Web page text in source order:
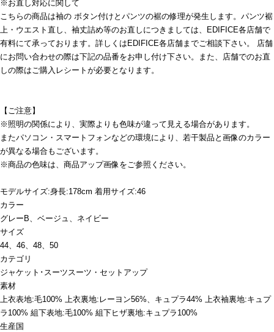
※お直し対応に関して
こちらの商品は袖の ボタン付けとパンツの裾の修理が発生します。パンツ裾
上・ウエスト直し、袖丈詰め等のお直しにつきましては、EDIFICE各店舗で
有料にて承っております。詳しくはEDIFICE各店舗までご相談下さい。 店舗
にお問い合わせの際は下記の品番をお申し付け下さい。また、店舗でのお直
しの際はご購入レシートが必要となります。
【ご注意】
※照明の関係により、実際よりも色味が違って見える場合があります。
またパソコン・スマートフォンなどの環境により、若干製品と画像のカラー
が異なる場合もございます。
※商品の色味は、商品アップ画像をご参照ください。
モデルサイズ:身長:178cm 着用サイズ:46
カラー
グレーB、ベージュ、ネイビー
サイズ
44、46、48、50
カテゴリ
ジャケット･スーツスーツ・セットアップ
素材
上衣表地:毛100% 上衣裏地:レーヨン56%、キュプラ44% 上衣袖裏地:キュプ
ラ100% 組下表地:毛100% 組下ヒザ裏地:キュプラ100%
生産国